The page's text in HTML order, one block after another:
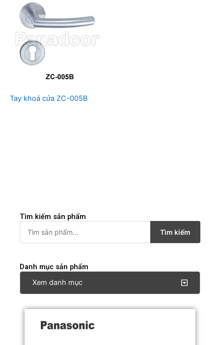
Tìm kiếm sản phẩm
ì
k
Tìm kiếm
Danh mục sản phẩm
Xem danh mục
Tay khoá cửa ZC-005B